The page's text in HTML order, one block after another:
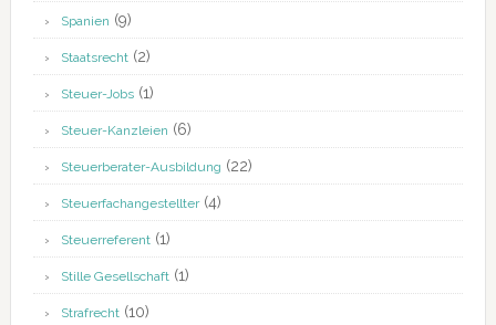
Spanien (9)
Staatsrecht(2)
Steuer-Jobs(1)
Steuer-Kanzleien (6)
Steuerberater-Ausbildung (22)
Steuerfachangestellter(4)
Steuerreferent(1)
Stille Gesellschaft(1)
Strafrecht(10)